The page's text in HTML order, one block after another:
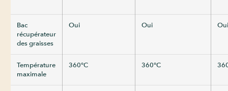
Bac
récupérateur
des graisses
Oui Oui Oui
Température
maximale
360°C 360°C